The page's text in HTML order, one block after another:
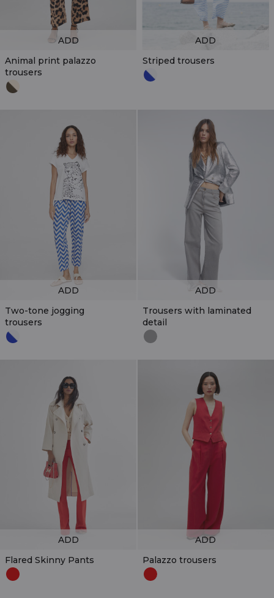
Animal print palazzo
trousers
ADD
Striped trousers
ADD
Two-tone jogging
trousers
ADD
Trousers with laminated
detail
ADD
Flared Skinny Pants
ADD
Palazzo trousers
ADD